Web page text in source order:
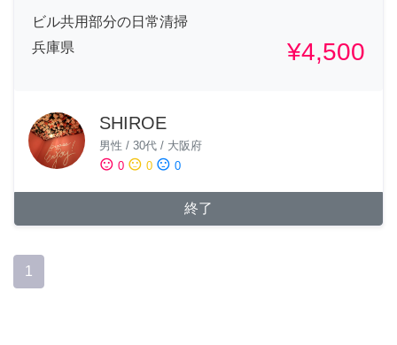
ビル共用部分の日常清掃
兵庫県
¥4,500
SHIROE
男性 / 30代 / 大阪府
sentiment_satisfied 0 sentiment_neutral 0 sentiment_dissatisfied 0
終了
1